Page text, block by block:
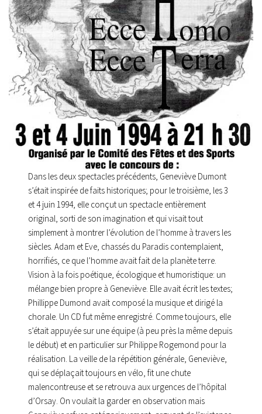
Dans les deux spectacles précédents, Geneviève Dumont
s’était inspirée de faits historiques; pour le troisième, les 3
et 4 juin 1994, elle conçut un spectacle entièrement
original, sorti de son imagination et qui visait tout
simplement à montrer l’évolution de l’homme à travers les
siècles. Adam et Eve, chassés du Paradis contemplaient,
horrifiés, ce que l’homme avait fait de la planète terre.
Vision à la fois poétique, écologique et humoristique: un
mélange bien propre à Geneviève. Elle avait écrit les textes;
Phillippe Dumond avait composé la musique et dirigé la
chorale. Un CD fut même enregistré. Comme toujours, elle
s’était appuyée sur une équipe (à peu près la même depuis
le début) et en particulier sur Philippe Rogemond pour la
réalisation. La veille de la répétition générale, Geneviève,
qui se déplaçait toujours en vélo, fit une chute
malencontreuse et se retrouva aux urgences de l’hôpital
d’Orsay. On voulait la garder en observation mais